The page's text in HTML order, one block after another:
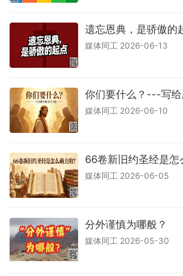
遗忘恩典，是骄傲的
媒体同工 2026-06-13
你们要什么？---写
媒体同工 2026-06-10
66卷新旧约圣经是怎
媒体同工 2026-06-05
分外谨慎为哪般？
媒体同工 2026-05-30